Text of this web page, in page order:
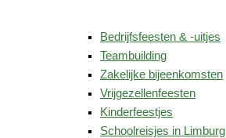
Bedrijfsfeesten & -uitjes
Teambuilding
Zakelijke bijeenkomsten
Vrijgezellenfeesten
Kinderfeestjes
Schoolreisjes in Limburg